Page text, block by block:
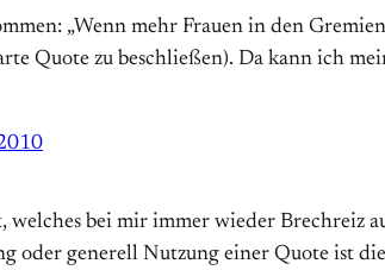
„Wenn mehr Frauen in den
Quote zu beschließen). Da kann ich
welches bei mir immer wieder Brechreiz
oder generell Nutzung einer Quote ist